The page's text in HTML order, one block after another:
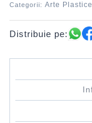
Categorii: Arte Plastice
Distribuie pe: